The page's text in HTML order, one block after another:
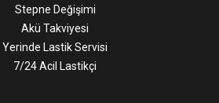
Stepne Değişimi
Akü Takviyesi
Yerinde Lastik Servisi
7/24 Acil Lastikçi